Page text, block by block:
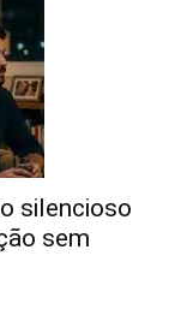
silencioso
sem